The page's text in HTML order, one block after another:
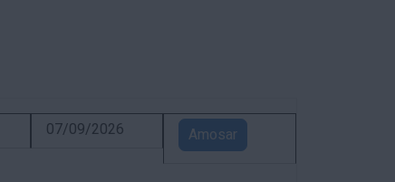
07/09/2026 Amosar